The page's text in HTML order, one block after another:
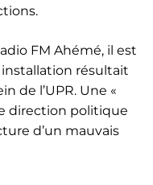
FM Ahémé, il est
résultait
de l’UPR. Une «
direction politique
d’un mauvais